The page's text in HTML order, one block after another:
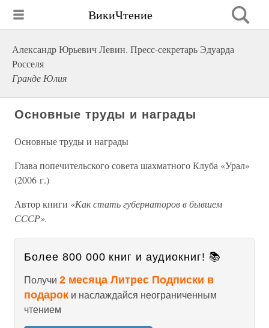
ВикиЧтение
Александр Юрьевич Левин. Пресс-секретарь Эдуарда
Росселя
Гранде Юлия
Основные труды и награды
Основные труды и награды
Глава попечительского совета шахматного Клуба «Урал»
(2006 г.)
Автор книги «Как стать губернаторов в бывшем
СССР».
Более 800 000 книг и аудиокниг! 📚
Получи 2 месяца Литрес Подписки в
подарок и наслаждайся неограниченным
чтением